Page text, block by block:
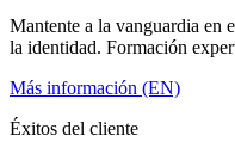
Mantente a la vanguardia en
la identidad. Formación
Más información (EN)
Éxitos del cliente